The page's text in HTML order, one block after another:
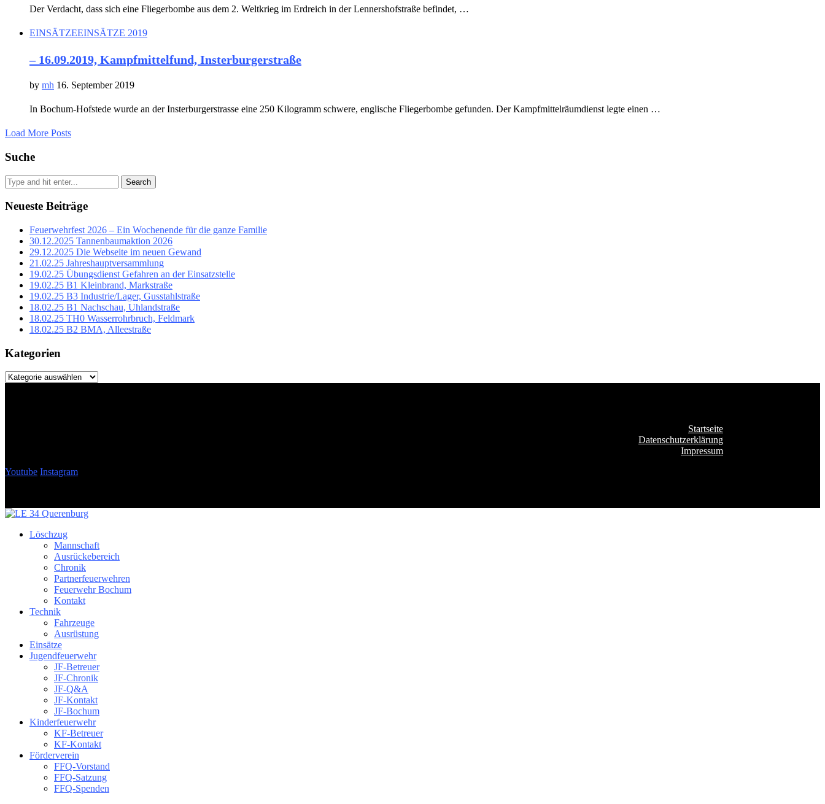
Der Verdacht, dass sich eine Fliegerbombe aus dem 2. Weltkrieg im Erdreich in der Lennershofstraße befindet, …
EINSÄTZEEINSÄTZE 2019
– 16.09.2019, Kampfmittelfund, Insterburgerstraße
by mh 16. September 2019
In Bochum-Hofstede wurde an der Insterburgerstrasse eine 250 Kilogramm schwere, englische Fliegerbombe gefunden. Der Kampfmittelräumdienst legte einen …
Load More Posts
Suche
Search
Neueste Beiträge
Feuerwehrfest 2026 – Ein Wochenende für die ganze Familie
30.12.2025 Tannenbaumaktion 2026
29.12.2025 Die Webseite im neuen Gewand
21.02.25 Jahreshauptversammlung
19.02.25 Übungsdienst Gefahren an der Einsatzstelle
19.02.25 B1 Kleinbrand, Markstraße
19.02.25 B3 Industrie/Lager, Gusstahlstraße
18.02.25 B1 Nachschau, Uhlandstraße
18.02.25 TH0 Wasserrohrbruch, Feldmark
18.02.25 B2 BMA, Alleestraße
Kategorien
Kategorien
Startseite
Datenschutzerklärung
Impressum
Youtube Instagram
Löschzug
Mannschaft
Ausrückebereich
Chronik
Partnerfeuerwehren
Feuerwehr Bochum
Kontakt
Technik
Fahrzeuge
Ausrüstung
Einsätze
Jugendfeuerwehr
JF-Betreuer
JF-Chronik
JF-Q&A
JF-Kontakt
JF-Bochum
Kinderfeuerwehr
KF-Betreuer
KF-Kontakt
Förderverein
FFQ-Vorstand
FFQ-Satzung
FFQ-Spenden